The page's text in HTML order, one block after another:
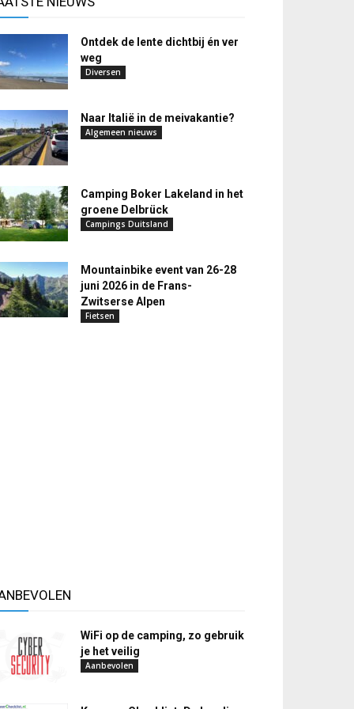
Ontdek de lente dichtbij én ver
weg
Diversen
Naar Italië in de meivakantie?
Algemeen nieuws
Camping Boker Lakeland in het
groene Delbrück
Campings Duitsland
Mountainbike event van 26-28
juni 2026 in de Frans-
Zwitserse Alpen
Fietsen
WiFi op de camping, zo gebruik
je het veilig
Aanbevolen